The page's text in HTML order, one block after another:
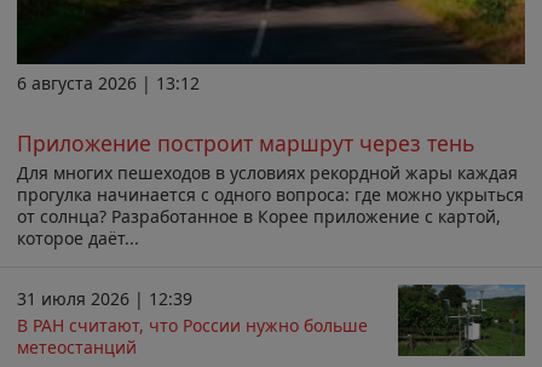
6 августа 2026 | 13:12
Приложение построит маршрут через тень
Для многих пешеходов в условиях рекордной жары каждая
прогулка начинается с одного вопроса: где можно укрыться
от солнца? Разработанное в Корее приложение с картой,
которое даёт...
31 июля 2026 | 12:39
В РАН считают, что России нужно больше
метеостанций